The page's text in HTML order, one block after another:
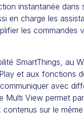
instantanée dans
en charge les
les commandes
SmartThings, au
et aux fonctions
avec
Multi View permet
contenus sur le